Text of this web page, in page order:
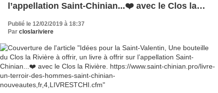
l’appellation Saint-Chinian...❤️ avec le Clos la
terroir-des-hommes-saint-chinian-
Publié le 12/02/2019 à 18:37
Par closlariviere